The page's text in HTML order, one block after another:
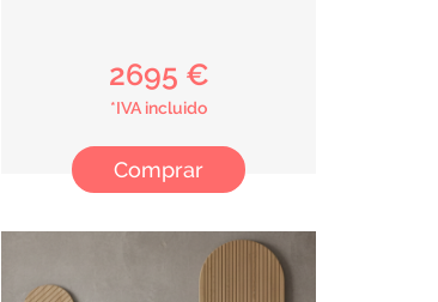
2695 €
*IVA incluido
Comprar